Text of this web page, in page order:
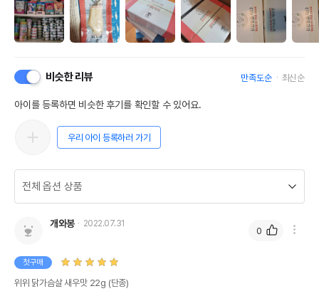
비슷한 리뷰 만족도순 최신순
아이를 등록하면 비슷한 후기를 확인할 수 있어요.
우리 아이 등록하러 가기
개와봉 2022.07.31
첫구매
위위 닭가슴살 새우맛 22g (단종)
0